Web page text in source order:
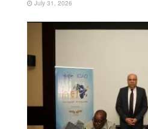
July 31, 2026